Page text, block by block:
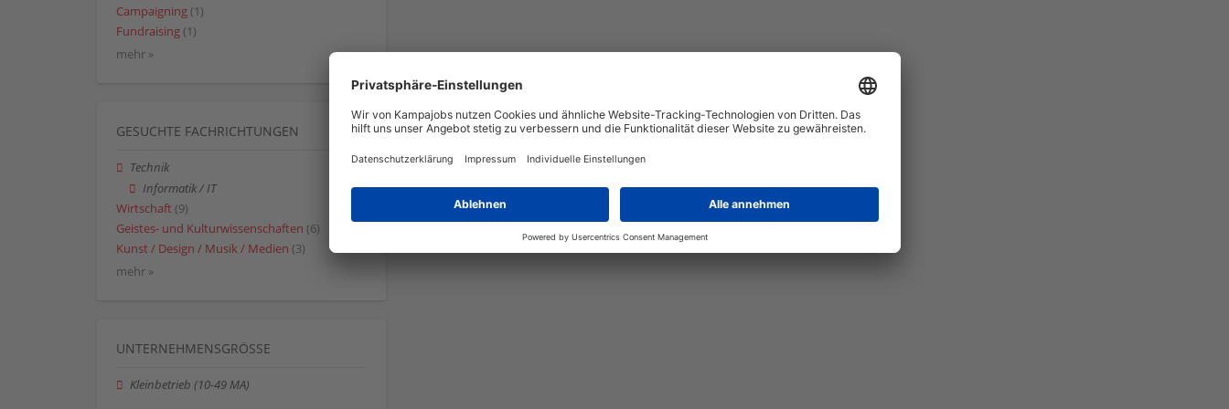
Campaigning (1)
Fundraising (1)
mehr »
GESUCHTE FACHRICHTUNGEN
Technik
Informatik / IT
Wirtschaft (9)
Geistes- und Kulturwissenschaften (6)
Kunst / Design / Musik / Medien (3)
mehr »
UNTERNEHMENSGRÖSSE
Kleinbetrieb (10-49 MA)